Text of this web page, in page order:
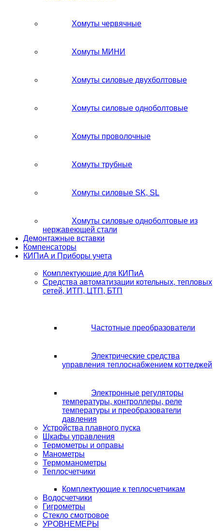
Хомуты червячные
Хомуты МИНИ
Хомуты силовые двухболтовые
Хомуты силовые одноболтовые
Хомуты проволочные
Хомуты трубные
Хомуты силовые SK, SL
Хомуты силовые одноболтовые из
нержавеющей стали
Демонтажные вставки
Компенсаторы
КИПиА и Приборы учета
Комплектующие для КИПиА
Средства автоматизации котельных, тепловых
сетей, ИТП, ЦТП, БТП
Частотные преобразователи
Электрические средства
управления теплоснабжением коттеджей
Электронные регуляторы
температуры, контроллеры, реле
температуры и преобразователи
давления
Устройства плавного пуска
Шкафы управления
Термометры и оправы
Манометры
Термоманометры
Теплосчетчики
Комплектующие к теплосчетчикам
Водосчетчики
Гигрометры
Стекло смотровое
УРОВНЕМЕРЫ